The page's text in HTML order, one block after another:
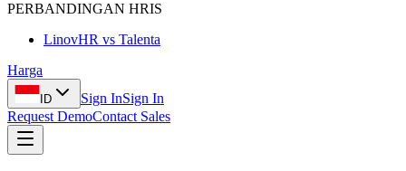
PERBANDINGAN HRIS
LinovHR vs Talenta
Harga
ID Sign InSign In
Request DemoContact Sales